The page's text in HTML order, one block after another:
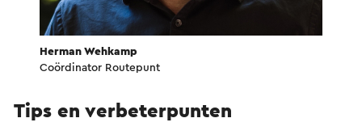
Herman Wehkamp
Coördinator Routepunt
Tips en verbeterpunten